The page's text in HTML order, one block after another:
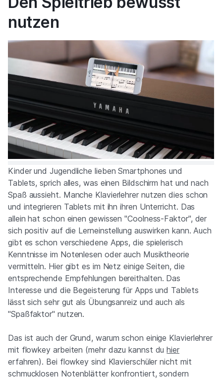
nutzen
Kinder und Jugendliche lieben Smartphones und
Tablets, sprich alles, was einen Bildschirm hat und nach
Spaß aussieht. Manche Klavierlehrer nutzen dies schon
und integrieren Tablets mit ihn ihren Unterricht. Das
allein hat schon einen gewissen "Coolness-Faktor", der
sich positiv auf die Lerneinstellung auswirken kann. Auch
gibt es schon verschiedene Apps, die spielerisch
Kenntnisse im Notenlesen oder auch Musiktheorie
vermitteln. Hier gibt es im Netz einige Seiten, die
entsprechende Empfehlungen bereithalten. Das
Interesse und die Begeisterung für Apps und Tablets
lässt sich sehr gut als Übungsanreiz und auch als
"Spaßfaktor" nutzen.
Das ist auch der Grund, warum schon einige Klavierlehrer
mit flowkey arbeiten (mehr dazu kannst duhier
erfahren). Bei flowkey sind Klavierschüler nicht mit
schmucklosen Notenblätter konfrontiert, sondern